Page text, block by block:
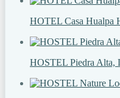
HOTEL Casa Hualpa
HOSTEL Piedra Alta,